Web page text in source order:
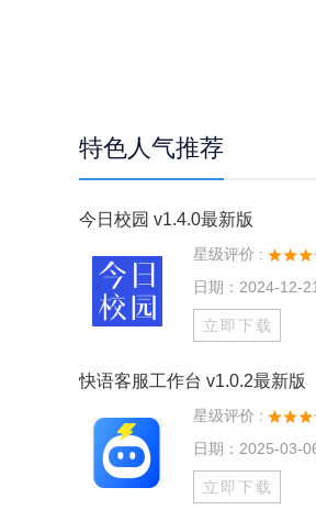
特色人气推荐
今日校园 v1.4.0最新版
星级评价 :
日期：2024-12-21
立即下载
快语客服工作台 v1.0.2最新版
星级评价 :
日期：2025-03-
立即下载